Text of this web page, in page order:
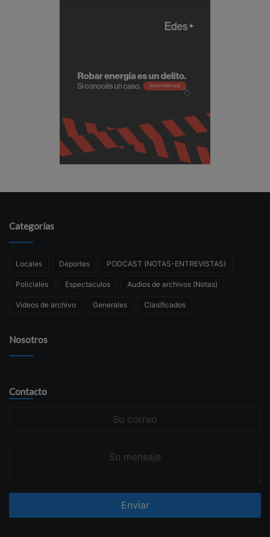
Categorías
Locales Deportes PODCAST (NOTAS-ENTREVISTAS)
Policiales Espectaculos Audios de archivos (Notas)
Videos de archivo Generales Clasificados
Nosotros
Contacto